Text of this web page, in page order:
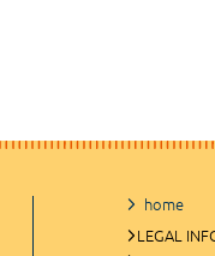
home
LEGAL